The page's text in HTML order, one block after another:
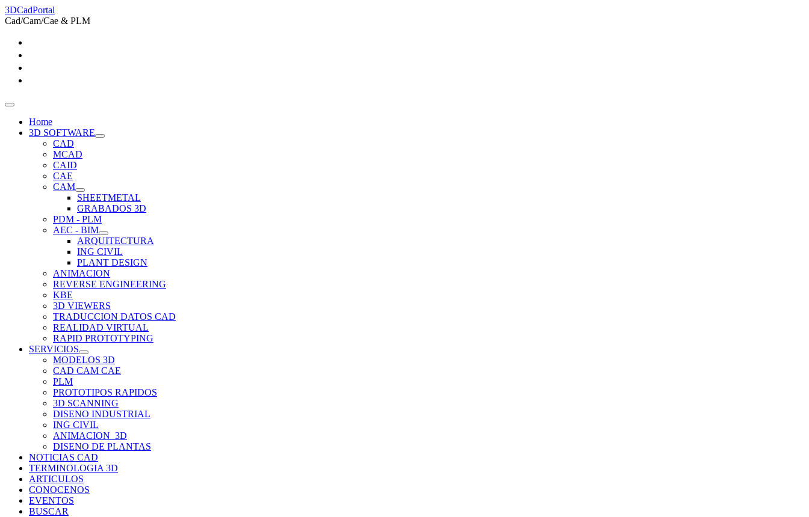
3DCadPortal
Cad/Cam/Cae & PLM
Home
3D SOFTWARE
CAD
MCAD
CAID
CAE
CAM
SHEETMETAL
GRABADOS 3D
PDM - PLM
AEC - BIM
ARQUITECTURA
ING CIVIL
PLANT DESIGN
ANIMACION
REVERSE ENGINEERING
KBE
3D VIEWERS
TRADUCCION DATOS CAD
REALIDAD VIRTUAL
RAPID PROTOTYPING
SERVICIOS
MODELOS 3D
CAD CAM CAE
PLM
PROTOTIPOS RAPIDOS
3D SCANNING
DISENO INDUSTRIAL
ING CIVIL
ANIMACION_3D
DISENO DE PLANTAS
NOTICIAS CAD
TERMINOLOGIA 3D
ARTICULOS
CONOCENOS
EVENTOS
BUSCAR